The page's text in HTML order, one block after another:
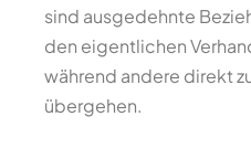
sind ausgedehnte
den eigentlichen
während andere direkt
übergehen.